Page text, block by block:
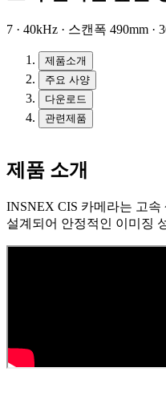
7 · 40kHz · 스캔폭 490mm ·
제품소개
주요 사양
다운로드
관련제품
제품 소개
INSNEX CIS 카메라는 고속
설계되어 안정적인 이미징